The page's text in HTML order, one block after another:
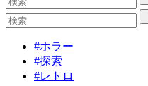
#ホラー
#探索
#レトロ